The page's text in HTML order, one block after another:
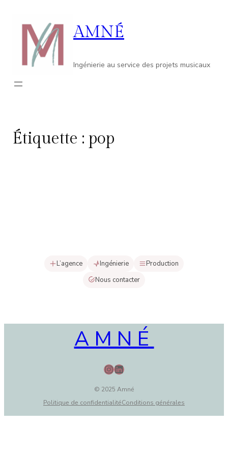
contenu
AMNÉ
Ingénierie au service des projets musicaux
Étiquette : pop
L’agence Ingénierie
Production
Nous contacter
AMNÉ
InstagramLinkedIn
© 2025 Amné
Politique de confidentialitéConditions générales